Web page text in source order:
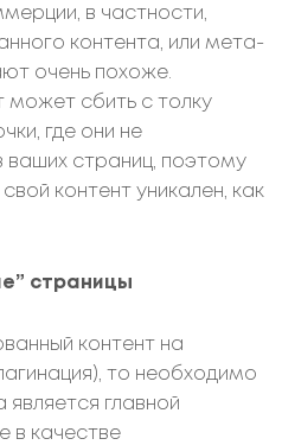
в частности,
контента, или мета-
очень похоже.
может сбить с толку
где они не
ваших страниц, поэтому
контент уникален, как
страницы
контент на
то необходимо
является главной
в качестве